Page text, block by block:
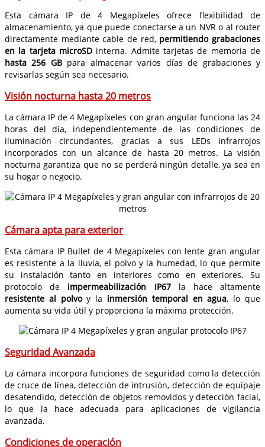
Esta cámara IP de 4 Megapíxeles ofrece flexibilidad de
almacenamiento, ya que puede conectarse a un NVR o al router
directamente mediante cable de red, permitiendo grabaciones
en la tarjeta microSD interna. Admite tarjetas de memoria de
hasta 256 GBpara almacenar varios días de grabaciones y
revisarlas según sea necesario.
Visión nocturna hasta 20 metros
La cámara IP de 4 Megapíxeles con gran angular funciona las 24
horas del día, independientemente de las condiciones de
iluminación circundantes, gracias a sus LEDs infrarrojos
incorporados con un alcance de hasta 20 metros. La visión
nocturna garantiza que no se perderá ningún detalle, ya sea en
su hogar o negocio.
Cámara apta para exterior
Esta cámara IP Bullet de 4 Megapíxeles con lente gran angular
es resistente a la lluvia, el polvo y la humedad, lo que permite
su instalación tanto en interiores como en exteriores. Su
protocolo de impermeabilización IP67la hace altamente
resistente al polvoy la inmersión temporal en agua, lo que
aumenta su vida útil y proporciona la máxima protección.
Seguridad Avanzada
La cámara incorpora funciones de seguridad como la detección
de cruce de línea, detección de intrusión, detección de equipaje
desatendido, detección de objetos removidos y detección facial,
lo que la hace adecuada para aplicaciones de vigilancia
avanzada.
Condiciones de operación